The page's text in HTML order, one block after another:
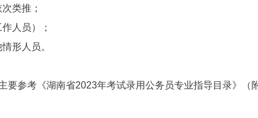
类推；
人员）；
形人员。
参考《湖南省2023年考试录用公务员专业指导目录》（